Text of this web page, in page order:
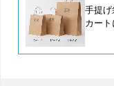
手提げ
カート